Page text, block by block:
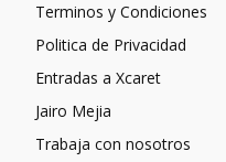
Terminos y Condiciones
Politica de Privacidad
Entradas a Xcaret
Jairo Mejia
Trabaja con nosotros